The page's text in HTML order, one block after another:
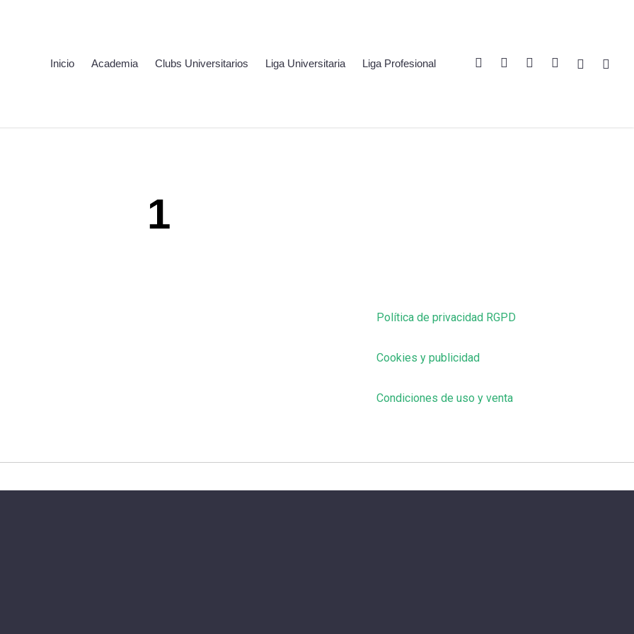
Inicio Academia Clubs Universitarios Liga Universitaria Liga Profesional Twitter LinkedinYoutubeInstagramSpotify Twitch
1
Política de privacidad RGPD
Cookies y publicidad
Condiciones de uso y venta